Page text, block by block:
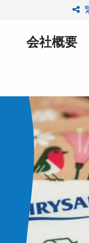
会社概要